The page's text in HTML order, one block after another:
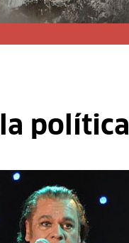
política